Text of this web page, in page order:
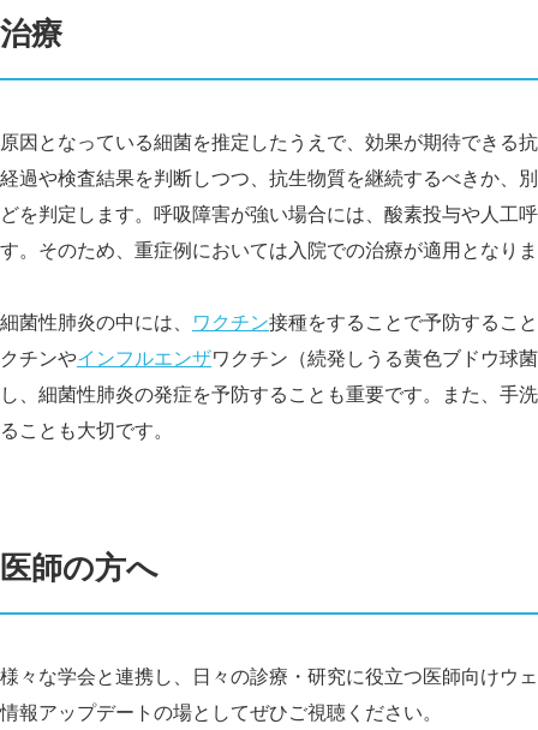
治療
原因となっている細菌を推定したうえで、効果が期待できる
経過や検査結果を判断しつつ、抗生物質を継続するべきか、
どを判定します。呼吸障害が強い場合には、酸素投与や人工
す。そのため、重症例においては入院での治療が適用となり
細菌性肺炎の中には、 ワクチン接種をすることで予防するこ
クチンやインフルエンザワクチン（続発しうる黄色ブドウ球
し、細菌性肺炎の発症を予防することも重要です。また、手
ることも大切です。
医師の方へ
様々な学会と連携し、日々の診療・研究に役立つ医師向けウ
情報アップデートの場としてぜひご視聴ください。